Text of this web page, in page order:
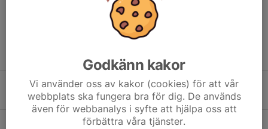
Info inför Katrineholm Cup
8 apr, 21:28 0
Katrineholm Cup
Godkänn kakor
Vi använder oss av kakor (cookies) för att vår
webbplats ska fungera bra för dig. De används
även för webbanalys i syfte att hjälpa oss att
förbättra våra tjänster.